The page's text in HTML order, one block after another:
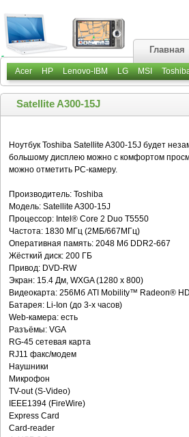
Главная
Acer HP Lenovo-IBM LG MSI
Satellite A300-15J
Ноутбук Toshiba Satellite A300-15J будет
большому дисплею можно с комфортом
можно отметить PC-камеру.
Производитель: Toshiba
Модель: Satellite A300-15J
Процессор: Intel® Core 2 Duo T5550
Частота: 1830 МГц (2МБ/667МГц)
Оперативная память: 2048 Мб DDR2-667
Жёсткий диск: 200 ГБ
Привод: DVD-RW
Экран: 15.4 Дм, WXGA (1280 x 800)
Видеокарта: 256Мб ATI Mobility™ Radeon®
Батарея: Li-Ion (до 3-х часов)
Web-камера: есть
Разъёмы: VGA
RG-45 сетевая карта
RJ11 факс/модем
Наушники
Микрофон
TV-out (S-Video)
IEEE1394 (FireWire)
Express Card
Card-reader